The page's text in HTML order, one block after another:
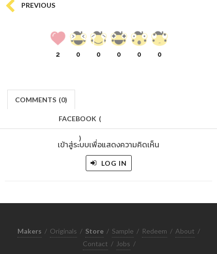
PREVIOUS
2 0 0 0 0 0
COMMENTS (0)
FACEBOOK (
)
เข้าสู่ระบบเพื่อแสดงความคิดเห็น
LOG IN
Makers / Originals / Store / Sample / Redeem / About /
Contact / Jobs /